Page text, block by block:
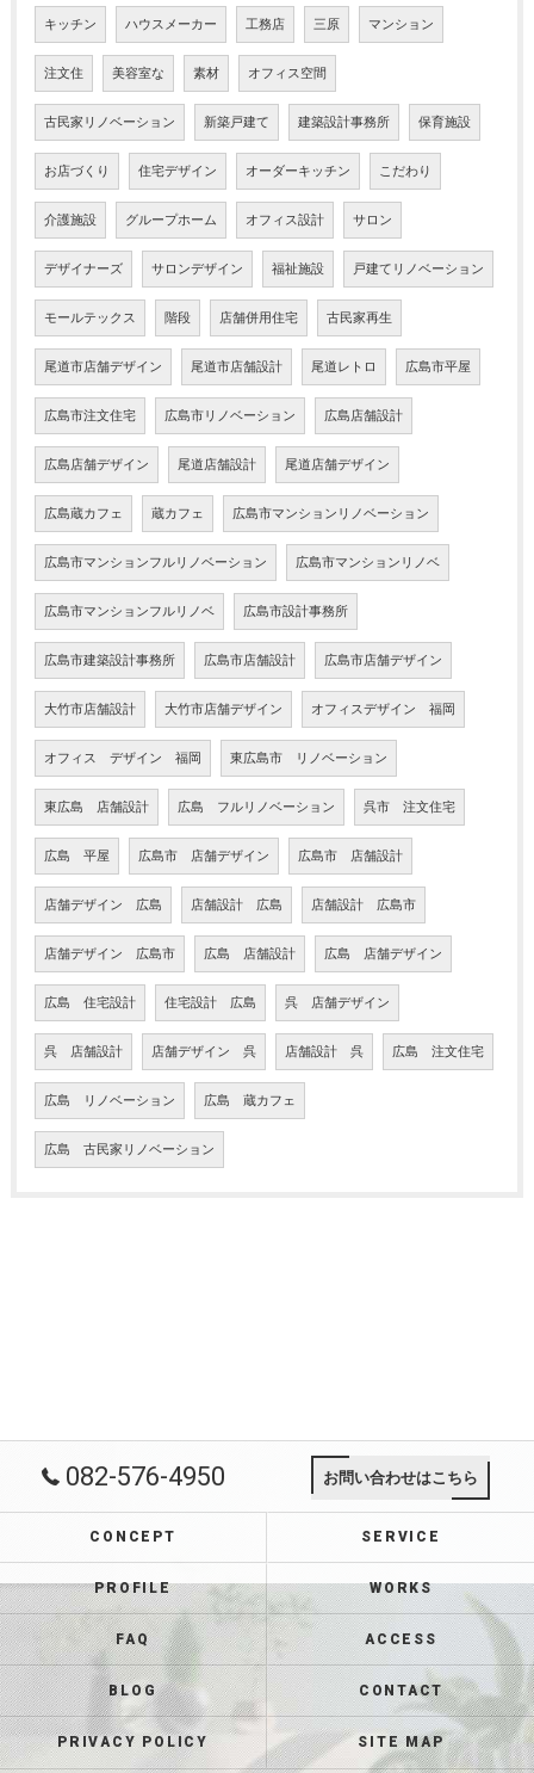
キッチン ハウスメーカー 工務店 三原 マンション
注文住 美容室な 素材 オフィス空間
古民家リノベーション 新築戸建て 建築設計事務所 保育施設
お店づくり 住宅デザイン オーダーキッチン こだわり
介護施設 グループホーム オフィス設計 サロン
デザイナーズ サロンデザイン 福祉施設 戸建てリノベーション
モールテックス 階段 店舗併用住宅 古民家再生
尾道市店舗デザイン 尾道市店舗設計 尾道レトロ 広島市平屋
広島市注文住宅 広島市リノベーション 広島店舗設計
広島店舗デザイン 尾道店舗設計 尾道店舗デザイン
広島蔵カフェ 蔵カフェ 広島市マンションリノベーション
広島市マンションフルリノベーション 広島市マンションリノベ
広島市マンションフルリノベ 広島市設計事務所
広島市建築設計事務所 広島市店舗設計 広島市店舗デザイン
大竹市店舗設計 大竹市店舗デザイン オフィスデザイン 福岡
オフィス デザイン 福岡 東広島市 リノベーション
東広島 店舗設計 広島 フルリノベーション 呉市 注文住宅
広島 平屋 広島市 店舗デザイン 広島市 店舗設計
店舗デザイン 広島 店舗設計 広島 店舗設計 広島市
店舗デザイン 広島市 広島 店舗設計 広島 店舗デザイン
広島 住宅設計 住宅設計 広島 呉 店舗デザイン
呉 店舗設計 店舗デザイン 呉 店舗設計 呉 広島 注文住宅
広島 リノベーション 広島 蔵カフェ
広島 古民家リノベーション
082-576-4950 お問い合わせはこちら
CONCEPT SERVICE
PROFILE WORKS
FAQ ACCESS
BLOG CONTACT
PRIVACY POLICY SITE MAP